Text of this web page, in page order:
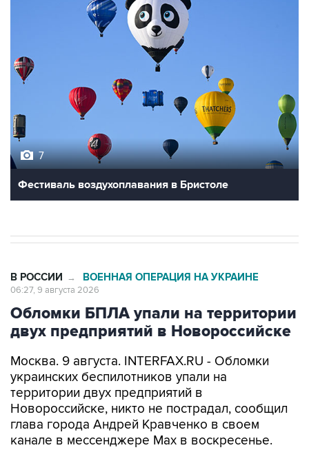
7
Фестиваль воздухоплавания в Бристоле
В РОССИИ → ВОЕННАЯ ОПЕРАЦИЯ НА УКРАИНЕ
06:27, 9 августа 2026
Обломки БПЛА упали на территории
двух предприятий в Новороссийске
Москва. 9 августа. INTERFAX.RU - Обломки
украинских беспилотников упали на
территории двух предприятий в
Новороссийске, никто не пострадал, сообщил
глава города Андрей Кравченко в своем
канале в мессенджере Max в воскресенье.